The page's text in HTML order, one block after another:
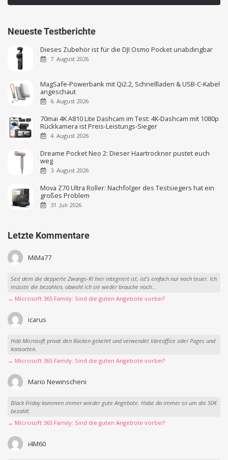
Neueste Testberichte
Dieses Zubehör ist für die DJI Osmo Pocket unabdingbar
7. August 2026
MagSafe-Powerbank mit Qi2.2, Schnellladen & USB-C-Kabel
angeschaut
6. August 2026
70mai 4K A810 Lite Dashcam im Test: 4K-Dashcam mit 1080p
Rückkamera ist Preis-Leistungs-Sieger
4. August 2026
Dreame Pocket Neo 2: Dieser Haartrockner pustet euch
weg
3. August 2026
Mova Z70 Ultra Roller: Nachfolger des Testsiegers hat ein
großes Problem
31. Juli 2026
Letzte Kommentare
MiMa77
Seit dem die depperte Zwangs-KI hier integriert ist, ist’s einfach nur noch teuer. Ich
müsste die bezahlen, obwohl ich sie weder brauche noch...
→ Microsoft 365 Family: Sind die guten Angebote vorbei?
icarus
Hab Microsoft privat den Rücken gekehrt und verwendet libreoffice oder Pages und
konsorten.
→ Microsoft 365 Family: Sind die guten Angebote vorbei?
Mario Newinscheni
Black Friday kommen immer wieder gute Angebote. Habe da immer so um die 50€
bezahlt.
→ Microsoft 365 Family: Sind die guten Angebote vorbei?
i4M60